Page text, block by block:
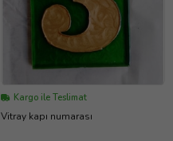
Kargo ile Teslimat
Vitray kapı numarası